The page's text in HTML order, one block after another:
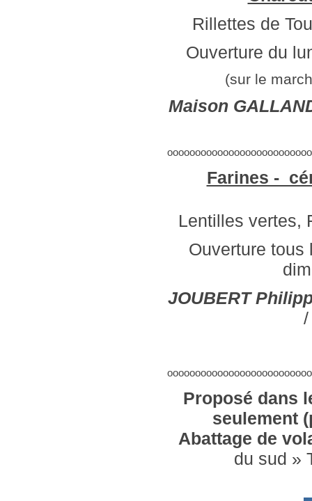
Rillettes de
Ouverture du
(sur le
Maison
Farines -
Lentilles vertes,
Ouverture tous
JOUBERT
/
Proposé dans
seulement
Abattage de
du sud »